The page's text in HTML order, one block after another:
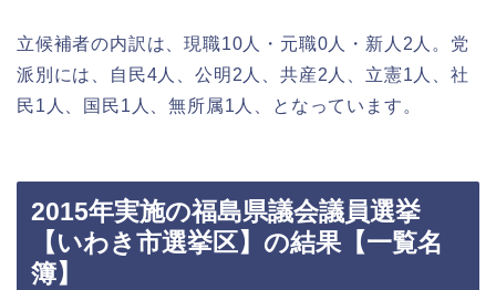
立候補者の内訳は、現職10人・元職0人・新人2人。党
派別には、自民4人、公明2人、共産2人、立憲1人、社
民1人、国民1人、無所属1人、となっています。
2015年実施の福島県議会議員選挙
【いわき市選挙区】の結果【一覧名
簿】